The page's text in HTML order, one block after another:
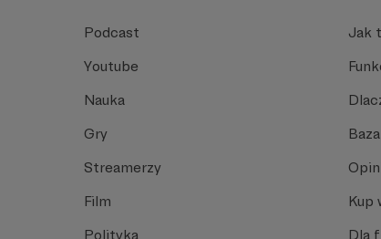
Podcast
Youtube
Nauka
Gry
Streamerzy
Film
Polityka
Jak
Kup
Dla